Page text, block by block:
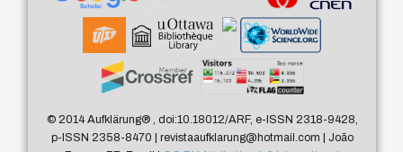
© 2014 Aufklärung®, doi:10.18012/ARF, e-ISSN 2318-9428,
p-ISSN 2358-8470 | revistaaufklarung@hotmail.com | João